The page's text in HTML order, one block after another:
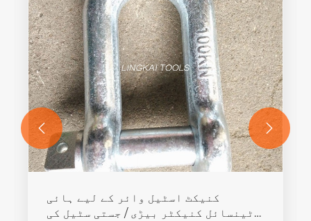
کنیکٹ اسٹیل وائر کے لیے ہائی
ٹینسائل کنیکٹر بیڑی / جستی سٹیل کی
 